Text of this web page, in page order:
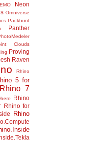
Neon
Omniverse
Packhunt
Panther
Clouds
Proving
Raven
Rhino
5 for
Rhino 7
Rhino
Rhino for
Rhino